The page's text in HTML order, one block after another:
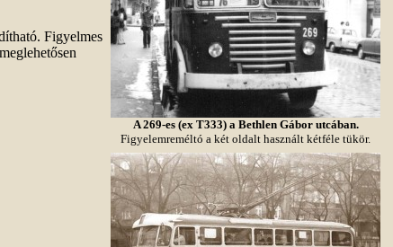
Figyelmes
A 269-es (ex T333) a Bethlen Gábor utcában.
Figyelemreméltó a két oldalt használt kétféle tükör.